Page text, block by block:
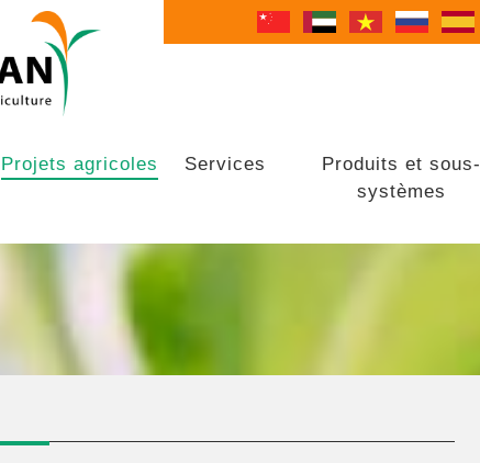
Projets agricoles Services
Produits et sous-
systèmes